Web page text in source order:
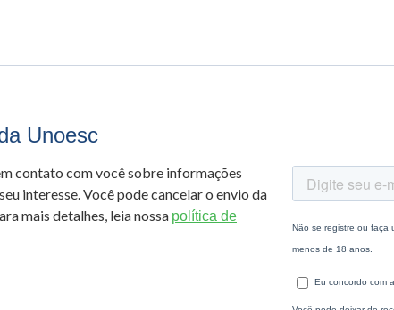
Unoesc
contato com você sobre informações
interesse. Você pode cancelar o envio da
mais detalhes, leia nossa política de